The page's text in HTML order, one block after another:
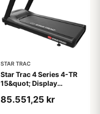
STAR TRAC
Star Trac 4 Series 4-TR
15&quot; Display
85.551,25 kr